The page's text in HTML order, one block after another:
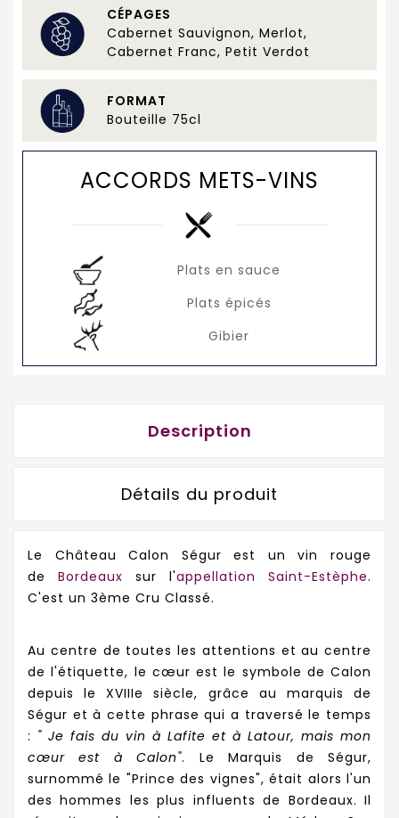
CÉPAGES
Cabernet Sauvignon, Merlot,
Cabernet Franc, Petit Verdot
FORMAT
Bouteille 75cl
ACCORDS METS-VINS
Plats en sauce
Plats épicés
Gibier
Description
Détails du produit
Le Château Calon Ségur est un vin rouge
de Bordeaux sur l'appellation Saint-Estèphe.
C'est un 3ème Cru Classé.
Au centre de toutes les attentions et au centre
de l'étiquette, le cœur est le symbole de Calon
depuis le XVIIIe siècle, grâce au marquis de
Ségur et à cette phrase qui a traversé le temps
: " Je fais du vin à Lafite et à Latour, mais mon
cœur est à Calon". Le Marquis de Ségur,
surnommé le "Prince des vignes", était alors l'un
des hommes les plus influents de Bordeaux. Il